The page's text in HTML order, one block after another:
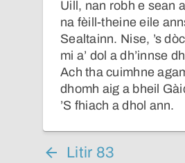
Uill, nan robh e sean
na fèill-theine eile
Sealtainn. Nise, ’s
mi a’ dol a dh’innse
Ach tha cuimhne
dhomh aig a bheil
’S fhiach a dhol ann.
Litir 83